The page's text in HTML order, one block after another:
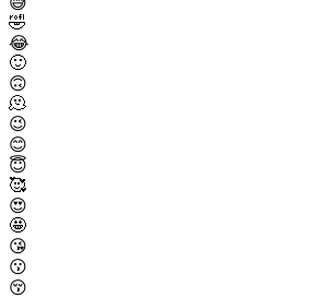
🤣
😂
🙂
🙃
🫠
😉
😊
😇
🥰
😍
🤩
😘
😗
😚